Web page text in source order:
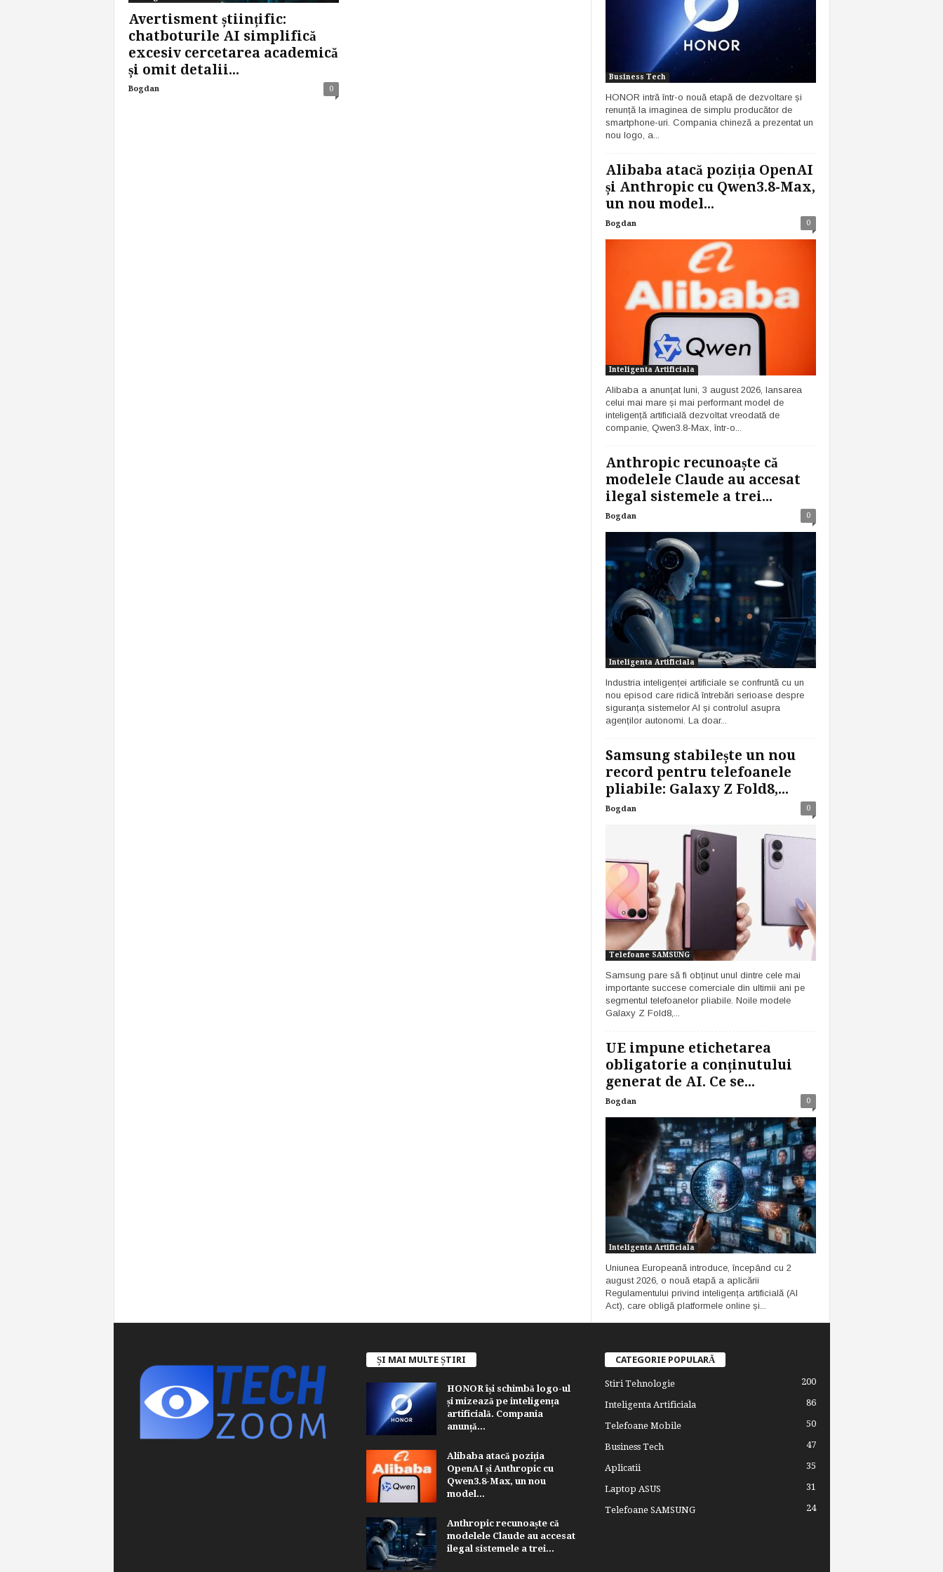
Avertisment științific:
chatboturile AI simplifică
excesiv cercetarea academică
și omit detalii...
Bogdan 0
Business Tech
HONOR intră într-o nouă etapă de dezvoltare și
renunță la imaginea de simplu producător de
smartphone-uri. Compania chineză a prezentat un
nou logo, a...
Alibaba atacă poziția OpenAI
și Anthropic cu Qwen3.8-Max,
un nou model...
Bogdan 0
Inteligenta Artificiala
Alibaba a anunțat luni, 3 august 2026, lansarea
celui mai mare și mai performant model de
inteligență artificială dezvoltat vreodată de
companie, Qwen3.8-Max, într-o...
Anthropic recunoaște că
modelele Claude au accesat
ilegal sistemele a trei...
Bogdan 0
Inteligenta Artificiala
Industria inteligenței artificiale se confruntă cu un
nou episod care ridică întrebări serioase despre
siguranța sistemelor AI și controlul asupra
agenților autonomi. La doar...
Samsung stabilește un nou
record pentru telefoanele
pliabile: Galaxy Z Fold8,...
Bogdan 0
Telefoane SAMSUNG
Samsung pare să fi obținut unul dintre cele mai
importante succese comerciale din ultimii ani pe
segmentul telefoanelor pliabile. Noile modele
Galaxy Z Fold8,...
UE impune etichetarea
obligatorie a conținutului
generat de AI. Ce se...
Bogdan 0
Inteligenta Artificiala
Uniunea Europeană introduce, începând cu 2
august 2026, o nouă etapă a aplicării
Regulamentului privind inteligența artificială (AI
Act), care obligă platformele online și...
ȘI MAI MULTE ȘTIRI
HONOR își schimbă logo-ul
și mizează pe inteligența
artificială. Compania
anunță...
Alibaba atacă poziția
OpenAI și Anthropic cu
Qwen3.8-Max, un nou
model...
Anthropic recunoaște că
modelele Claude au accesat
ilegal sistemele a trei...
CATEGORIE POPULARĂ
Stiri Tehnologie 200
Inteligenta Artificiala 86
Telefoane Mobile 50
Business Tech 47
Aplicatii 35
Laptop ASUS 31
Telefoane SAMSUNG 24